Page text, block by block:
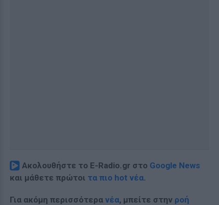
Ακολουθήστε το E-Radio.gr στο Google News
και μάθετε πρώτοι τα πιο hot νέα.
Για ακόμη περισσότερα νέα, μπείτε στην ροή